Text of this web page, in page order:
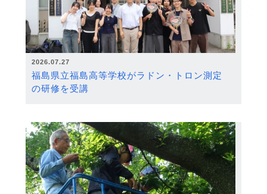
2026.07.27
福島県立福島高等学校がラドン・トロン測定
の研修を受講